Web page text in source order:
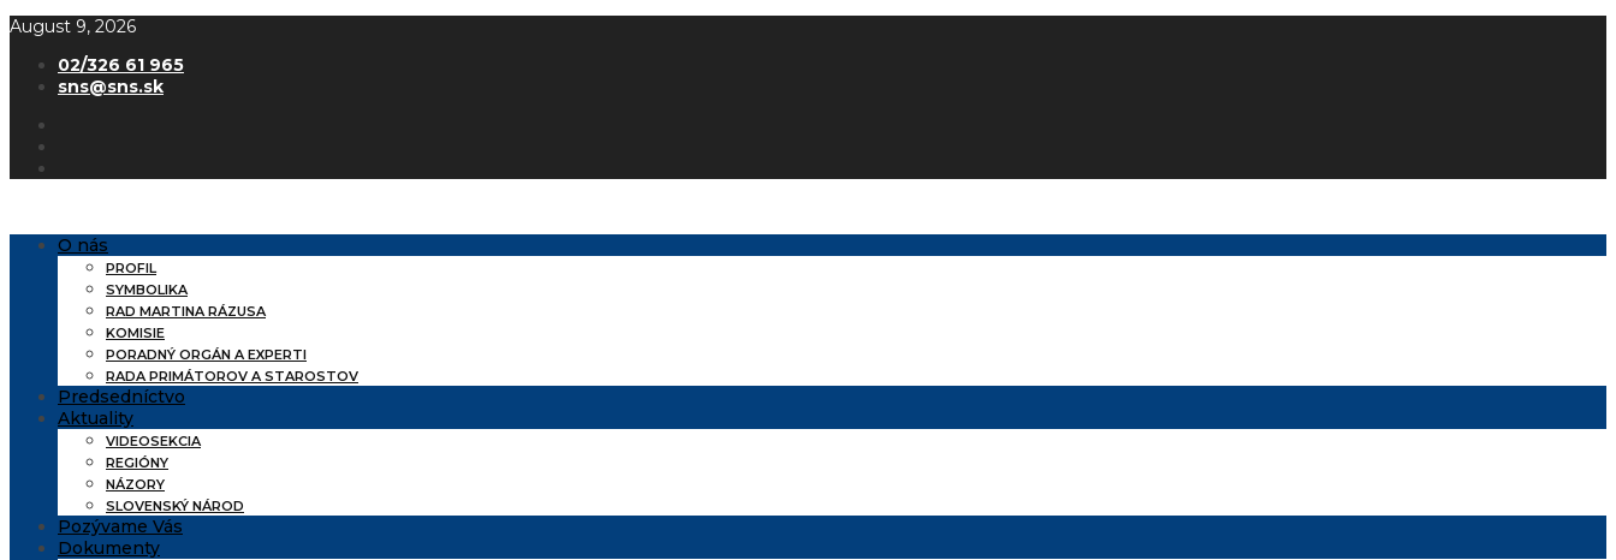
August 9, 2026
02/326 61 965
sns@sns.sk
O nás
PROFIL
SYMBOLIKA
RAD MARTINA RÁZUSA
KOMISIE
PORADNÝ ORGÁN A EXPERTI
RADA PRIMÁTOROV A STAROSTOV
Predsedníctvo
Aktuality
VIDEOSEKCIA
REGIÓNY
NÁZORY
SLOVENSKÝ NÁROD
Pozývame Vás
Dokumenty